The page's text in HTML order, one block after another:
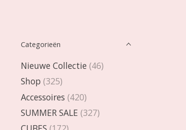
Categorieën
Nieuwe Collectie (46)
Shop (325)
Accessoires (420)
SUMMER SALE (327)